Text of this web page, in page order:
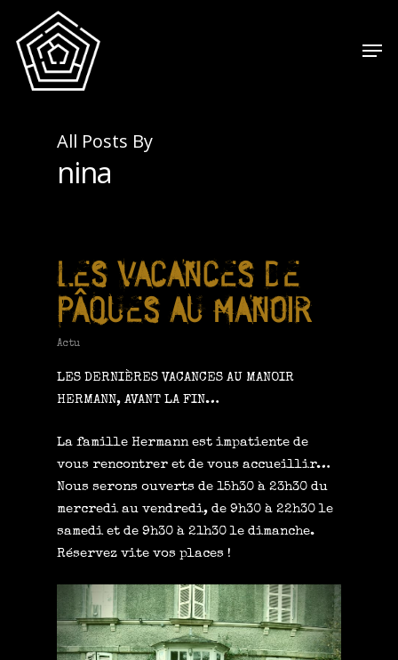
All Posts By
nina
LES VACANCES DE
PÂQUES AU MANOIR
Actu
LES DERNIÈRES VACANCES AU MANOIR
HERMANN, AVANT LA FIN…
La famille Hermann est impatiente de
vous rencontrer et de vous accueillir…
Nous serons ouverts de 15h30 à 23h30 du
mercredi au vendredi, de 9h30 à 22h30 le
samedi et de 9h30 à 21h30 le dimanche.
Réservez vite vos places !